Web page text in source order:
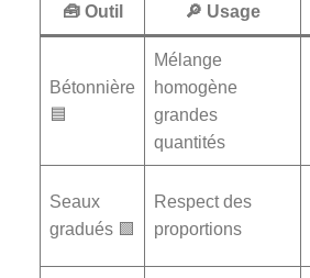
🧰 Outil 🔎 Usage
Bétonnière
🟦
Mélange
homogène
grandes
quantités
Seaux
gradués 🟩
Respect des
proportions